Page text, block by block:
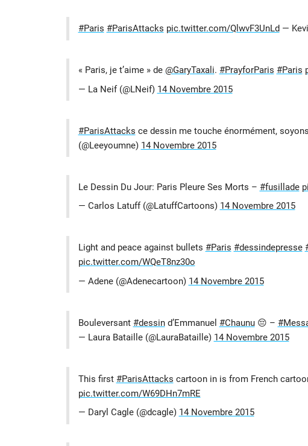
#Paris #ParisAttacks pic.twitter.com/QlwvF3UnLd—
« Paris, je t’aime » de @GaryTaxali. #PrayforParis #Paris
— La Neif (@LNeif) 14 Novembre 2015
#ParisAttacks ce dessin me touche énormément,
(@Leeyoumne) 14 Novembre 2015
Le Dessin Du Jour: Paris Pleure Ses Morts – #fusillade
— Carlos Latuff (@LatuffCartoons) 14 Novembre 2015
Light and peace against bullets #Paris #dessindepresse
pic.twitter.com/WQeT8nz30o
— Adene (@Adenecartoon) 14 Novembre 2015
Bouleversant #dessind’Emmanuel #Chaunu😔 –
— Laura Bataille (@LauraBataille) 14 Novembre 2015
This first #ParisAttacks cartoon in is from French
pic.twitter.com/W69DHn7mRE
— Daryl Cagle (@dcagle) 14 Novembre 2015